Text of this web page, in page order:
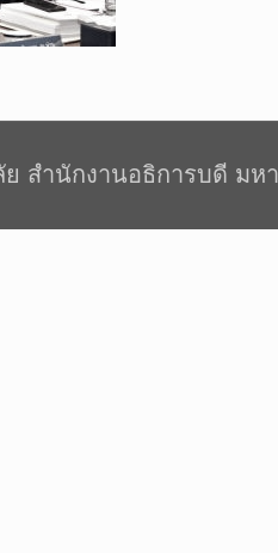
สำนักงานอธิการบดี มห